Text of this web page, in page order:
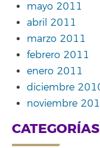
mayo 2011
abril 2011
marzo 2011
febrero 2011
enero 2011
diciembre
noviembre
CATEGORÍAS